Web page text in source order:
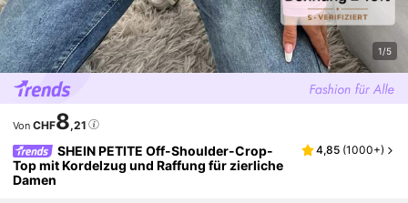
1/5
Von CHF8,21
SHEIN PETITE Off-Shoulder-Crop-
Top mit Kordelzug und Raffung für zierliche
Damen
4,85 (1000+)